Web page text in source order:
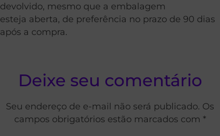
devolvido, mesmo que a embalagem
esteja aberta, de preferência no prazo de 90 dias
após a compra.
Deixe seu comentário
Seu endereço de e-mail não será publicado. Os
campos obrigatórios estão marcados com *